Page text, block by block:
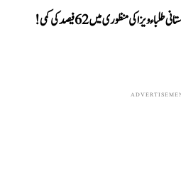
ویزا کی منظوری میں 62 فیصد کی کمی!